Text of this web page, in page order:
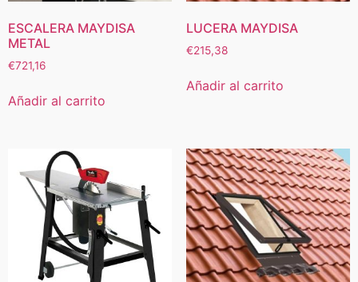
ESCALERA MAYDISA
METAL
€721,16
Añadir al carrito
LUCERA MAYDISA
€215,38
Añadir al carrito